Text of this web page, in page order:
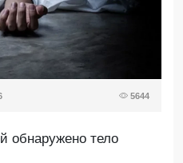
5644
обнаружено тело